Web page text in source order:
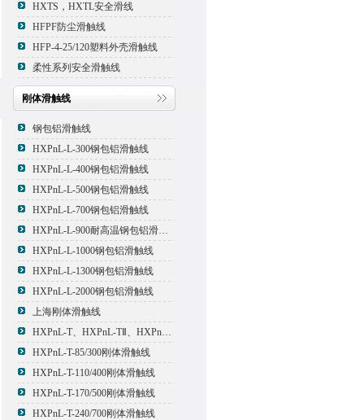
HXTS，HXTL安全滑线
HFPF防尘滑触线
HFP-4-25/120塑料外壳滑触线
柔性系列安全滑触线
刚体滑触线
钢包铝滑触线
HXPnL-L-300钢包铝滑触线
HXPnL-L-400钢包铝滑触线
HXPnL-L-500钢包铝滑触线
HXPnL-L-700钢包铝滑触线
HXPnL-L-900耐高温钢包铝滑触线
HXPnL-L-1000钢包铝滑触线
HXPnL-L-1300钢包铝滑触线
HXPnL-L-2000钢包铝滑触线
上海刚体滑触线
HXPnL-T、HXPnL-TⅡ、HXPnL-TⅢ系列钢体滑线
HXPnL-T-85/300刚体滑触线
HXPnL-T-110/400刚体滑触线
HXPnL-T-170/500刚体滑触线
HXPnL-T-240/700刚体滑触线